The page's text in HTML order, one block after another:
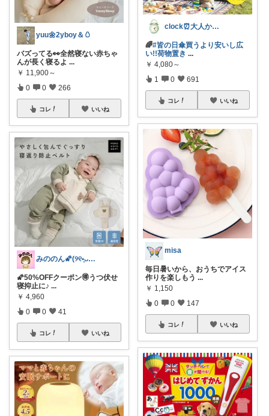
yuu🌼2yboy＆🥚
バズってる👀全然寝ない赤ちゃ
んが長く寝るよ ...
￥ 11,900～
0 0 266
コレ いいね
みののん🌠(୨୧•͈ᴗ•͈)感謝♡
🌠50%OFFクーポン🉐うつ伏せ
寝抑止に♪ ...
￥ 4,960
0 0 41
コレ いいね
clock⏰大人かわいい
🌈#皆の日傘買うより安いし広
い!!荷物置き ...
￥ 4,080～
1 0 691
コレ いいね
misa
毎日暑いから、おうちでアイス
作りを楽しもう ...
￥ 1,150
0 0 147
コレ いいね